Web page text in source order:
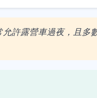
許露營車過夜，且